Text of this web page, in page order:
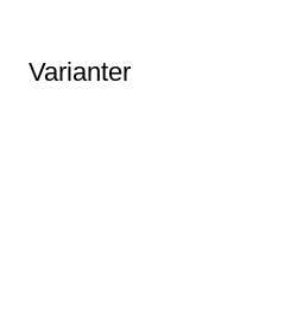
Varianter